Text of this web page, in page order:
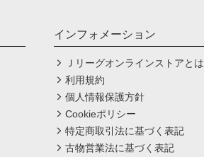
インフォメーション
Ｊリーグオンラインストアとは
利用規約
個人情報保護方針
Cookieポリシー
特定商取引法に基づく表記
古物営業法に基づく表記